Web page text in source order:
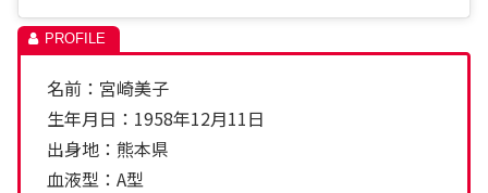
名前：宮崎美子
生年月日：1958年12月11日
出身地：熊本県
血液型：A型